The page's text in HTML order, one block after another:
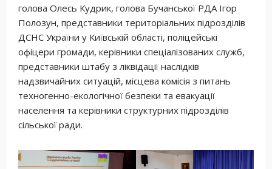
голова Олесь Кудрик, голова Бучанської РДА Ігор
Полозун, представники територіальних підрозділів
ДСНС України у Київській області, поліцейські
офіцери громади, керівники спеціалізованих служб,
представники штабу з ліквідації наслідків
надзвичайних ситуацій, місцева комісія з питань
техногенно-екологічної безпеки та евакуації
населення та керівники структурних підрозділів
сільської ради.